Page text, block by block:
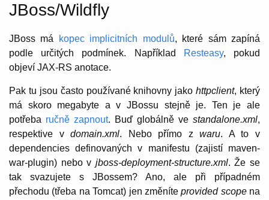
JBoss/Wildfly
JBoss má kopec implicitních modulů, které sám zapíná
podle určitých podmínek. Například
Resteasy, pokud
objeví JAX-RS anotace.
Pak tu jsou často používané knihovny jakohttpclient, který
má skoro megabyte a v JBossu stejně je. Ten je ale
potřeba ručně zapnout. Buď globálně ve standalone.xml,
respektive vdomain.xml. Nebo přímo zwaru. A to v
dependencies definovaných v manifestu (zajistí maven-
war-plugin) nebo v jboss-deployment-structure.xml. Že se
tak svazujete s JBossem? Ano, ale při případném
přechodu (třeba na Tomcat) jen změníteprovided scopena